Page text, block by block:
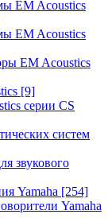
EM Acoustics
EM Acoustics
EM Acoustics
[9]
серии CS
систем
звукового
Yamaha [254]
Yamaha